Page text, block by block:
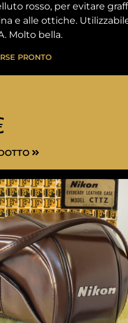
rosso, per evitare
e alle ottiche.
Molto bella.
PRONTO